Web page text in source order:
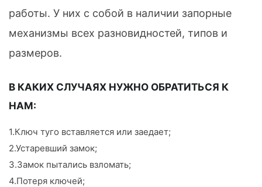
работы. У них с собой в наличии запорные
механизмы всех разновидностей, типов и
размеров.
В КАКИХ СЛУЧАЯХ НУЖНО ОБРАТИТЬСЯ К
НАМ:
1.Ключ туго вставляется или заедает;
2.Устаревший замок;
3.Замок пытались взломать;
4.Потеря ключей;